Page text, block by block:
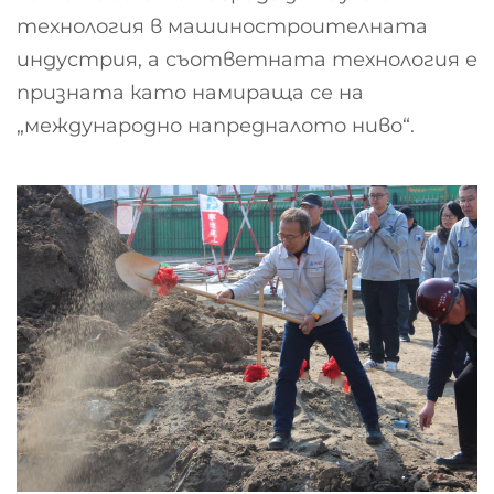
технология в машиностроителната
индустрия, а съответната технология е
призната като намираща се на
„международно напредналото ниво“.